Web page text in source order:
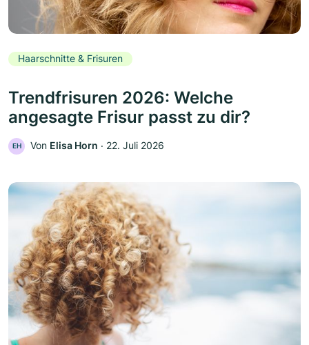
Haarschnitte & Frisuren
Trendfrisuren 2026: Welche
angesagte Frisur passt zu dir?
EH Von Elisa Horn ‧ 22. Juli 2026